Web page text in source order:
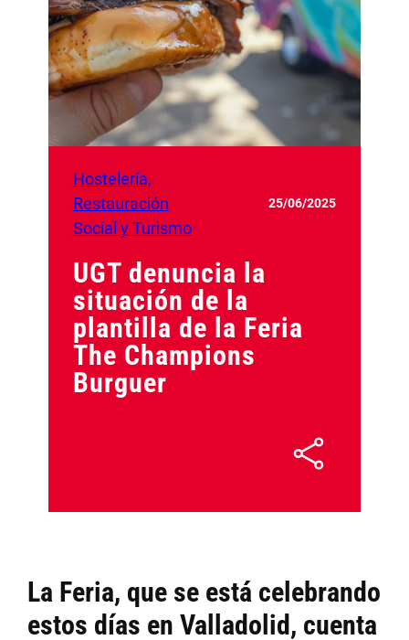
Hostelería,
Restauración
Social y Turismo
25/06/2025
UGT denuncia la
situación de la
plantilla de la Feria
The Champions
Burguer
La Feria, que se está celebrando
estos días en Valladolid, cuenta